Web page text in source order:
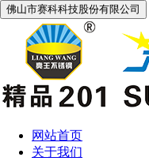
佛山市赛科科技股份有限公司
网站首页
关于我们
新闻资讯